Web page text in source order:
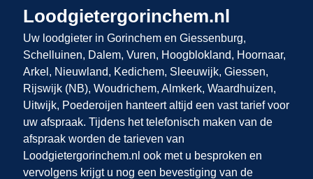
Loodgietergorinchem.nl
Uw loodgieter in Gorinchem en Giessenburg,
Schelluinen, Dalem, Vuren, Hoogblokland, Hoornaar,
Arkel, Nieuwland, Kedichem, Sleeuwijk, Giessen,
Rijswijk (NB), Woudrichem, Almkerk, Waardhuizen,
Uitwijk, Poederoijen hanteert altijd een vast tarief voor
uw afspraak. Tijdens het telefonisch maken van de
afspraak worden de tarieven van
Loodgietergorinchem.nl ook met u besproken en
vervolgens krijgt u nog een bevestiging van de